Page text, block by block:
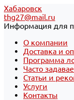
Хабаровск
thg27@mail.ru
Информация для
О компании
Доставка и
Программа
Часто
Статьи и
Услуги
Контакты